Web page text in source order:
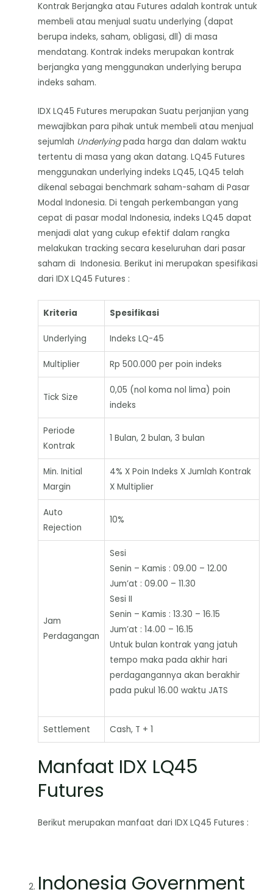
Kontrak Berjangka atau Futures adalah kontrak untuk
membeli atau menjual suatu underlying (dapat
berupa indeks, saham, obligasi, dll) di masa
mendatang. Kontrak indeks merupakan kontrak
berjangka yang menggunakan underlying berupa
indeks saham.
IDX LQ45 Futures merupakan Suatu perjanjian yang
mewajibkan para pihak untuk membeli atau menjual
sejumlah Underlyingpada harga dan dalam waktu
tertentu di masa yang akan datang. LQ45 Futures
menggunakan underlying indeks LQ45, LQ45 telah
dikenal sebagai benchmark saham-saham di Pasar
Modal Indonesia. Di tengah perkembangan yang
cepat di pasar modal Indonesia, indeks LQ45 dapat
menjadi alat yang cukup efektif dalam rangka
melakukan tracking secara keseluruhan dari pasar
saham di Indonesia. Berikut ini merupakan spesifikasi
dari IDX LQ45 Futures :
Kriteria Spesifikasi
Underlying Indeks LQ-45
Multiplier Rp 500.000 per poin indeks
Tick Size
0,05 (nol koma nol lima) poin
indeks
Periode
Kontrak
1 Bulan, 2 bulan, 3 bulan
Min. Initial
Margin
4% X Poin Indeks X Jumlah Kontrak
X Multiplier
Auto
Rejection
10%
Jam
Perdagangan
Sesi
Senin – Kamis : 09.00 – 12.00
Jum’at : 09.00 – 11.30
Sesi II
Senin – Kamis : 13.30 – 16.15
Jum’at : 14.00 – 16.15
Untuk bulan kontrak yang jatuh
tempo maka pada akhir hari
perdagangannya akan berakhir
pada pukul 16.00 waktu JATS
Settlement Cash, T + 1
Manfaat IDX LQ45
Futures
Berikut merupakan manfaat dari IDX LQ45 Futures :
Indonesia Government